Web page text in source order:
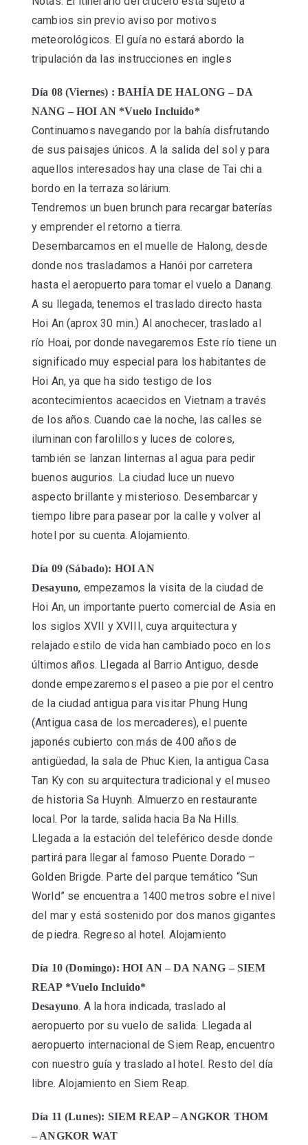
cambios sin previo aviso por motivos
meteorológicos. El guía no estará abordo la
tripulación da las instrucciones en ingles
Día 08 (Viernes) : BAHÍA DE HALONG – DA
NANG – HOI AN *Vuelo Incluido*
Continuamos navegando por la bahía disfrutando
de sus paisajes únicos. A la salida del sol y para
aquellos interesados hay una clase de Tai chi a
bordo en la terraza solárium.
Tendremos un buen brunch para recargar baterías
y emprender el retorno a tierra.
Desembarcamos en el muelle de Halong, desde
donde nos trasladamos a Hanói por carretera
hasta el aeropuerto para tomar el vuelo a Danang.
A su llegada, tenemos el traslado directo hasta
Hoi An (aprox 30 min.) Al anochecer, traslado al
río Hoai, por donde navegaremos Este río tiene un
significado muy especial para los habitantes de
Hoi An, ya que ha sido testigo de los
acontecimientos acaecidos en Vietnam a través
de los años. Cuando cae la noche, las calles se
iluminan con farolillos y luces de colores,
también se lanzan linternas al agua para pedir
buenos augurios. La ciudad luce un nuevo
aspecto brillante y misterioso. Desembarcar y
tiempo libre para pasear por la calle y volver al
hotel por su cuenta. Alojamiento.
Día 09 (Sábado): HOI AN
Desayuno, empezamos la visita de la ciudad de
Hoi An, un importante puerto comercial de Asia en
los siglos XVII y XVIII, cuya arquitectura y
relajado estilo de vida han cambiado poco en los
últimos años. Llegada al Barrio Antiguo, desde
donde empezaremos el paseo a pie por el centro
de la ciudad antigua para visitar Phung Hung
(Antigua casa de los mercaderes), el puente
japonés cubierto con más de 400 años de
antigüedad, la sala de Phuc Kien, la antigua Casa
Tan Ky con su arquitectura tradicional y el museo
de historia Sa Huynh. Almuerzo en restaurante
local. Por la tarde, salida hacia Ba Na Hills.
Llegada a la estación del teleférico desde donde
partirá para llegar al famoso Puente Dorado –
Golden Brigde. Parte del parque temático “Sun
World” se encuentra a 1400 metros sobre el nivel
del mar y está sostenido por dos manos gigantes
de piedra. Regreso al hotel. Alojamiento
Día 10 (Domingo): HOI AN – DA NANG – SIEM
REAP *Vuelo Incluido*
Desayuno. A la hora indicada, traslado al
aeropuerto por su vuelo de salida. Llegada al
aeropuerto internacional de Siem Reap, encuentro
con nuestro guía y traslado al hotel. Resto del día
libre. Alojamiento en Siem Reap.
Día 11 (Lunes): SIEM REAP – ANGKOR THOM
– ANGKOR WAT